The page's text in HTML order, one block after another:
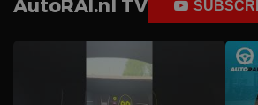
AutoRAI.nl TV